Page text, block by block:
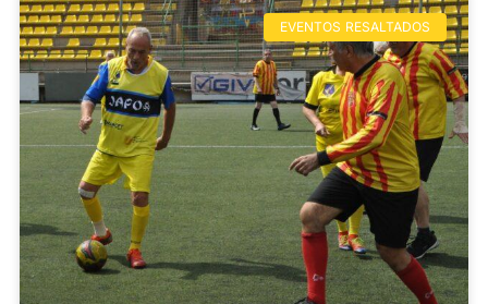
EVENTOS RESALTADOS